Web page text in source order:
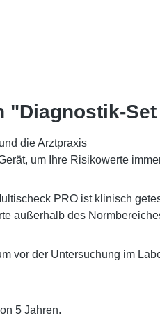
"Diagnostik-
die Arztpraxis
um Ihre Risikowerte
PRO ist klinisch
außerhalb des
vor der Untersuchung im
5 Jahren.